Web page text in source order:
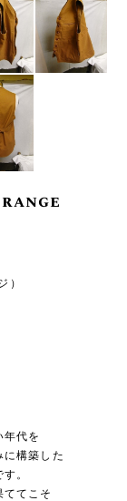
）
年代を
に構築した
。
てこそ